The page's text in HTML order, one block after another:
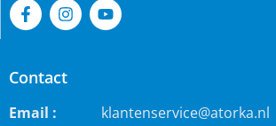
Contact
Email :
klantenservice@atorka.nl